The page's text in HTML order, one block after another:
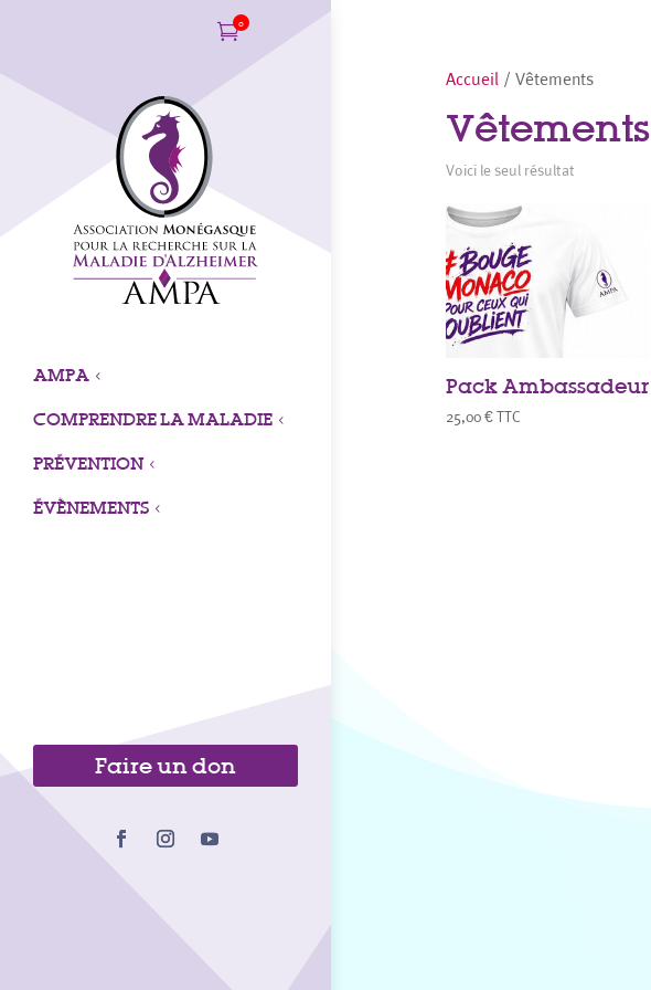
0
AMPA 3
COMPRENDRE LA MALADIE 3
PRÉVENTION3
ÉVÈNEMENTS 3
Faire un don
Accueil / Vêtements
Vêtements
Voici le seul résultat
Pack Ambassadeur
25,00€ TTC